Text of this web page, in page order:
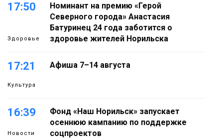
17:50
Здоровье
Номинант на премию «Герой
Северного города» Анастасия
Батуринец 24 года заботится о
здоровье жителей Норильска
17:21
Культура
Афиша 7–14 августа
16:39
Новости
Фонд «Наш Норильск» запускает
осеннюю кампанию по поддержке
соцпроектов